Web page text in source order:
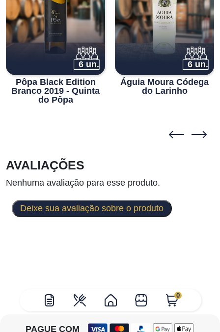
0
6 un.
Pôpa Black Edition
Branco 2019 - Quinta
do Pôpa
6 un.
Águia Moura Códega
do Larinho
AVALIAÇÕES
Nenhuma avaliação para esse produto.
Deixe sua avaliação sobre o produto
PAGUE COM